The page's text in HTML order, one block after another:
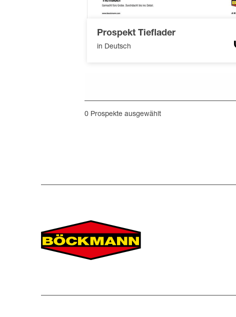
Prospekt Tieflader
in Deutsch
0 Prospekte ausgewählt